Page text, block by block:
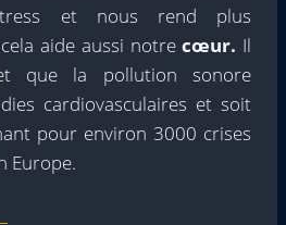
et nous rend plus
aide aussi notrecœur. Il
que la pollution sonore
cardiovasculaires et soit
pour environ 3000 crises
Europe.